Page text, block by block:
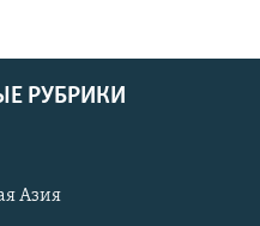
РУБРИКИ
Азия